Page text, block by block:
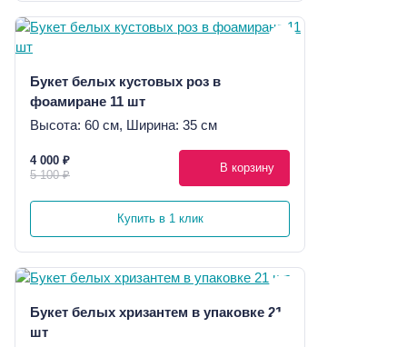
Букет белых кустовых роз в
фоамиране 11 шт
Высота: 60 см, Ширина: 35 см
4 000 ₽
5 100 ₽
В корзину
Купить в 1 клик
Букет белых хризантем в упаковке 21
шт